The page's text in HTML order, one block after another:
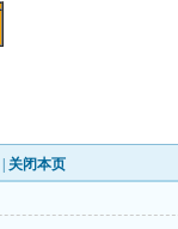
关闭本页